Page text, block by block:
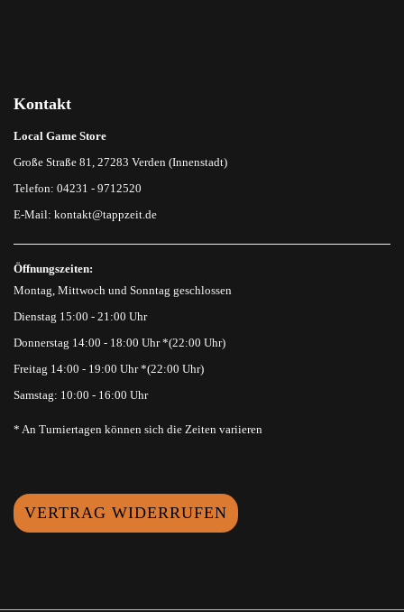
Kontakt
Local Game Store
Große Straße 81, 27283 Verden (Innenstadt)
Telefon: 04231 - 9712520
E-Mail: kontakt@tappzeit.de
Öffnungszeiten:
Montag, Mittwoch und Sonntag geschlossen
Dienstag 15:00 - 21:00 Uhr
Donnerstag 14:00 - 18:00 Uhr *(22:00 Uhr)
Freitag 14:00 - 19:00 Uhr *(22:00 Uhr)
Samstag: 10:00 - 16:00 Uhr
* An Turniertagen können sich die Zeiten variieren
VERTRAG WIDERRUFEN